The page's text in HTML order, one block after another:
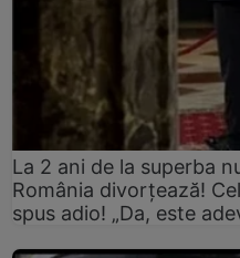
La 2 ani de la superba
România divorțează!
spus adio! „Da, este